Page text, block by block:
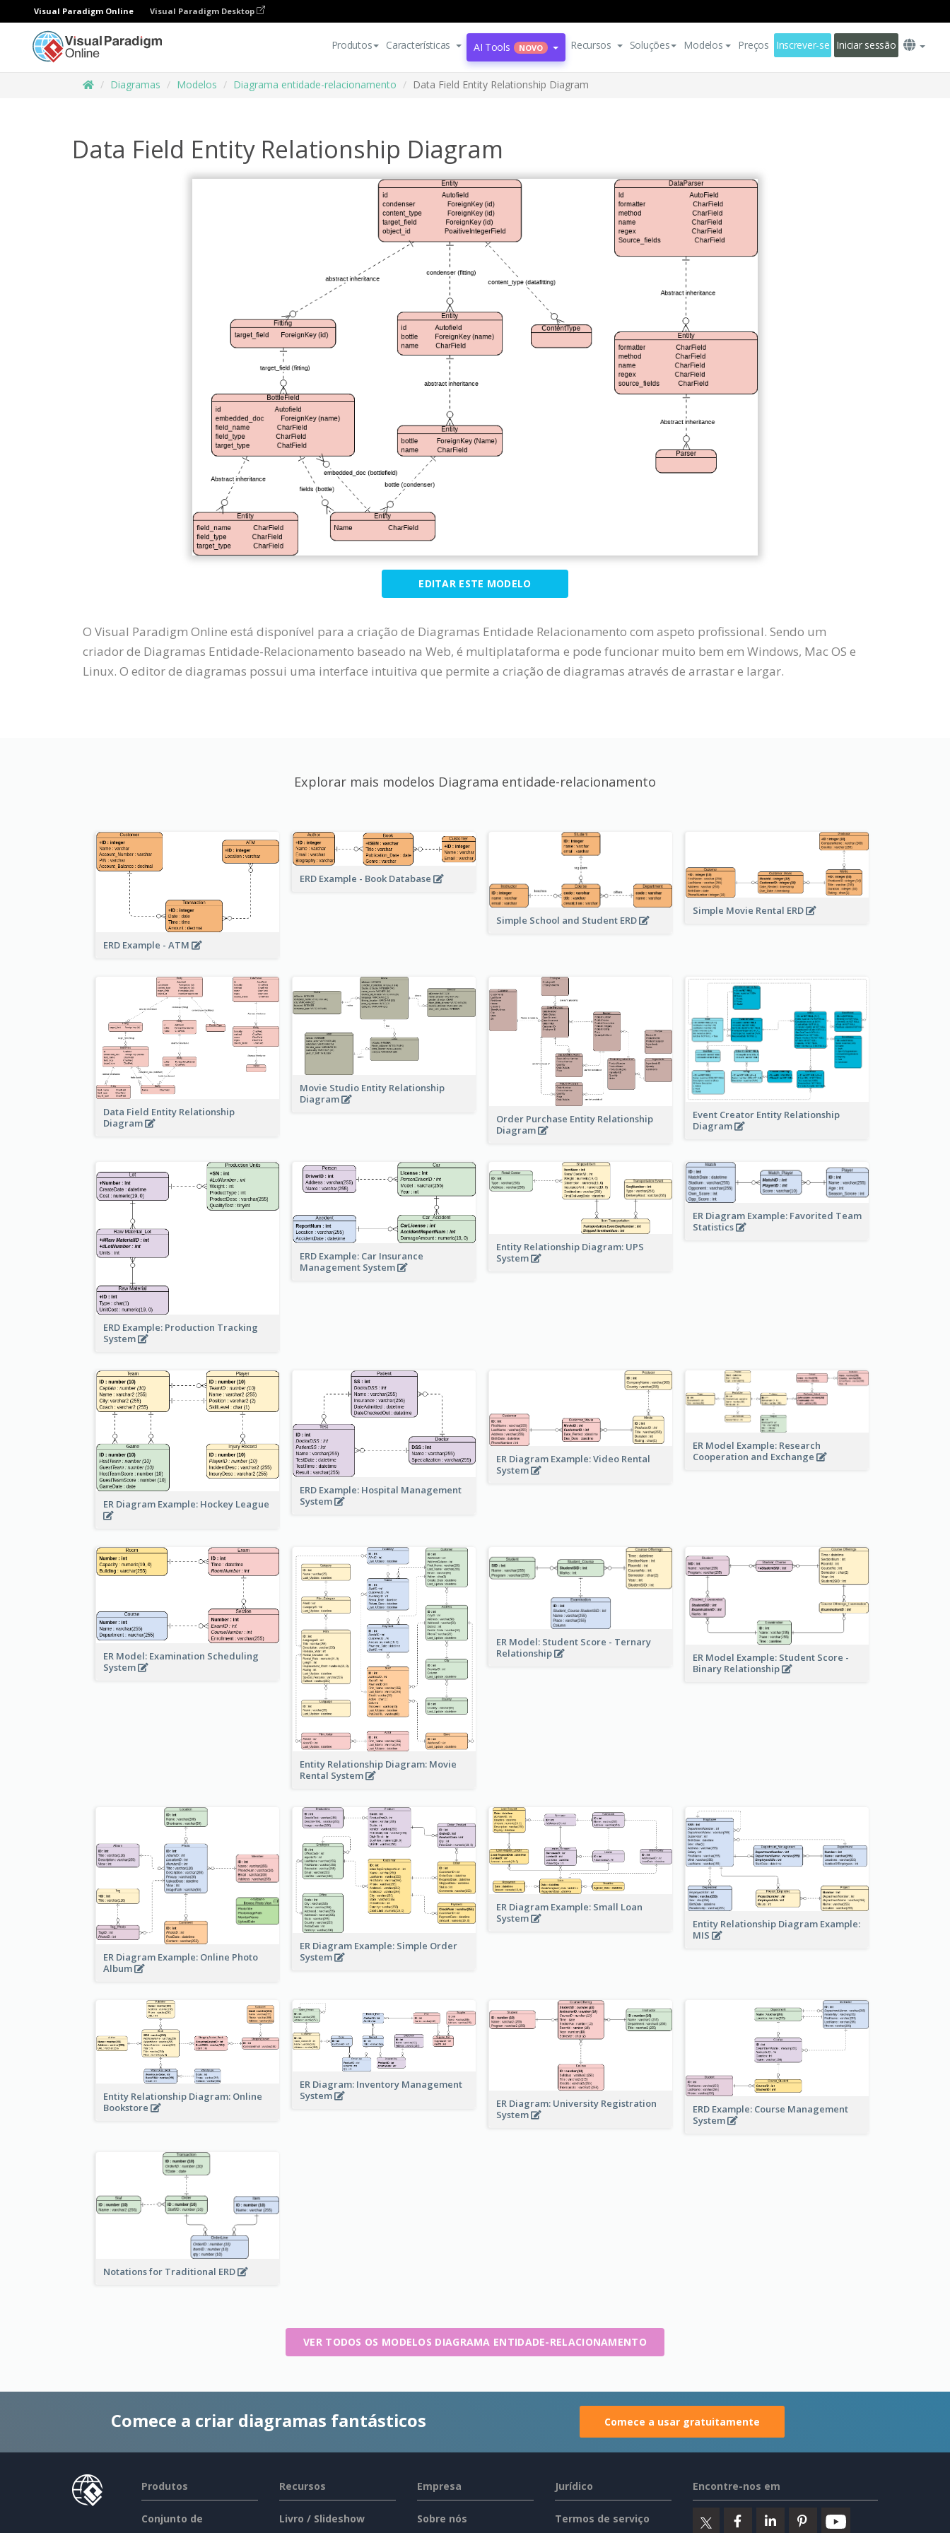
Visual Paradigm Online Visual Paradigm Desktop
Produtos Características AI Tools NOVO Recursos Soluções Modelos Preços Inscrever-se Iniciar sessão
Diagramas Modelos Diagrama entidade-relacionamento Data Field Entity Relationship Diagram
Data Field Entity Relationship Diagram
EDITAR ESTE MODELO
O Visual Paradigm Online está disponível para a criação de Diagramas Entidade Relacionamento com aspeto profissional. Sendo um
criador de Diagramas Entidade-Relacionamento baseado na Web, é multiplataforma e pode funcionar muito bem em Windows, Mac OS e
Linux. O editor de diagramas possui uma interface intuitiva que permite a criação de diagramas através de arrastar e largar.
Explorar mais modelos Diagrama entidade-relacionamento
ERD Example - ATM
ERD Example - Book Database
Simple School and Student ERD
Simple Movie Rental ERD
Data Field Entity Relationship
Diagram
Movie Studio Entity Relationship
Diagram
Order Purchase Entity Relationship
Diagram
Event Creator Entity Relationship
Diagram
ERD Example: Production Tracking
System
ERD Example: Car Insurance
Management System
Entity Relationship Diagram: UPS
System
ER Diagram Example: Favorited Team
Statistics
ER Diagram Example: Hockey League
ERD Example: Hospital Management
System
ER Diagram Example: Video Rental
System
ER Model Example: Research
Cooperation and Exchange
ER Model: Examination Scheduling
System
Entity Relationship Diagram: Movie
Rental System
ER Model: Student Score - Ternary
Relationship
ER Model Example: Student Score -
Binary Relationship
ER Diagram Example: Online Photo
Album
ER Diagram Example: Simple Order
System
ER Diagram Example: Small Loan
System
Entity Relationship Diagram Example:
MIS
Entity Relationship Diagram: Online
Bookstore
ER Diagram: Inventory Management
System
ER Diagram: University Registration
System
ERD Example: Course Management
System
Notations for Traditional ERD
VER TODOS OS MODELOS DIAGRAMA ENTIDADE-RELACIONAMENTO
Comece a criar diagramas fantásticos Comece a usar gratuitamente
Produtos
Conjunto de
Recursos
Livro / Slideshow
Empresa
Sobre nós
Jurídico
Termos de serviço
Encontre-nos em